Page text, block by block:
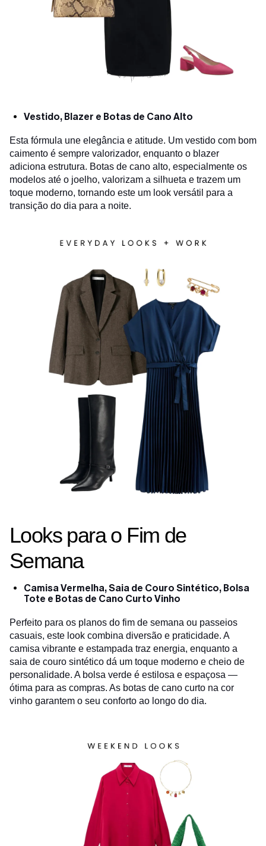
Vestido, Blazer e Botas de Cano Alto
Esta fórmula une elegância e atitude. Um vestido com bom
caimento é sempre valorizador, enquanto o blazer
adiciona estrutura. Botas de cano alto, especialmente os
modelos até o joelho, valorizam a silhueta e trazem um
toque moderno, tornando este um look versátil para a
transição do dia para a noite.
Looks para o Fim de
Semana
Camisa Vermelha, Saia de Couro Sintético, Bolsa
Tote e Botas de Cano Curto Vinho
Perfeito para os planos do fim de semana ou passeios
casuais, este look combina diversão e praticidade. A
camisa vibrante e estampada traz energia, enquanto a
saia de couro sintético dá um toque moderno e cheio de
personalidade. A bolsa verde é estilosa e espaçosa —
ótima para as compras. As botas de cano curto na cor
vinho garantem o seu conforto ao longo do dia.